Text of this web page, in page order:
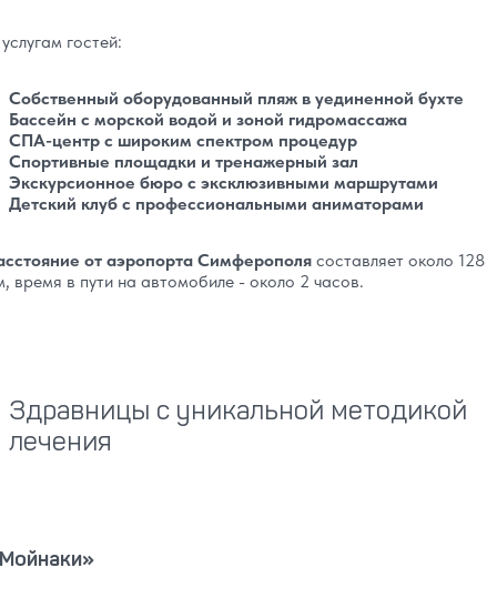
гостей:
Собственный оборудованный пляж в уединенной бухте
Бассейн с морской водой и зоной гидромассажа
СПА-центр с широким спектром процедур
Спортивные площадки и тренажерный зал
Экскурсионное бюро с эксклюзивными маршрутами
Детский клуб с профессиональными аниматорами
от аэропорта Симферополя составляет около 128
время в пути на автомобиле - около 2 часов.
Здравницы с уникальной методикой
лечения